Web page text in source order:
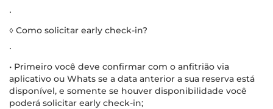
∙
◊ Como solicitar early check-in?
∙
• Primeiro você deve confirmar com o anfitrião via
aplicativo ou Whats se a data anterior a sua reserva está
disponível, e somente se houver disponibilidade você
poderá solicitar early check-in;